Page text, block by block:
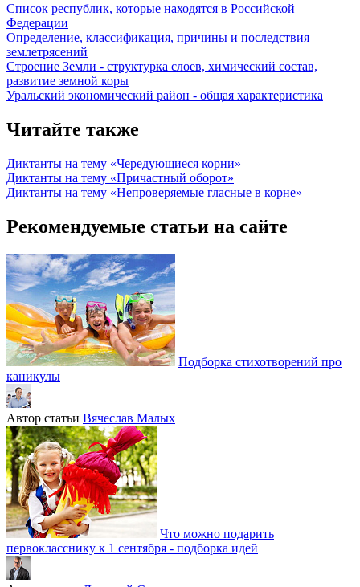
Список республик, которые находятся в Российской
Федерации
Определение, классификация, причины и последствия
землетрясений
Строение Земли - структурка слоев, химический состав,
развитие земной коры
Уральский экономический район - общая характеристика
Читайте также
Диктанты на тему «Чередующиеся корни»
Диктанты на тему «Причастный оборот»
Диктанты на тему «Непроверяемые гласные в корне»
Рекомендуемые статьи на сайте
Подборка стихотворений про
каникулы
Автор статьи Вячеслав Малых
Что можно подарить
первокласснику к 1 сентября - подборка идей